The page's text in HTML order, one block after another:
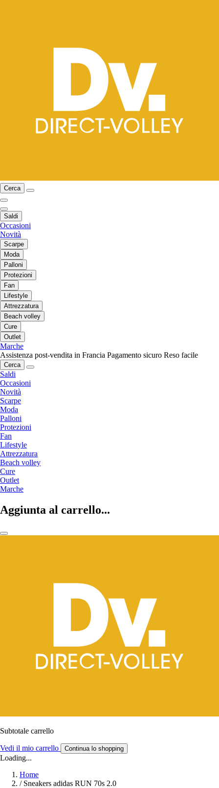
Cerca
Saldi
Occasioni
Novità
Scarpe
Moda
Palloni
Protezioni
Fan
Lifestyle
Attrezzatura
Beach volley
Cure
Outlet
Marche
Assistenza post-vendita in Francia Pagamento sicuro Reso facile
Cerca
Saldi
Occasioni
Novità
Scarpe
Moda
Palloni
Protezioni
Fan
Lifestyle
Attrezzatura
Beach volley
Cure
Outlet
Marche
Aggiunta al carrello...
Subtotale carrello
Vedi il mio carrello Continua lo shopping
Loading...
Home
/ Sneakers adidas RUN 70s 2.0